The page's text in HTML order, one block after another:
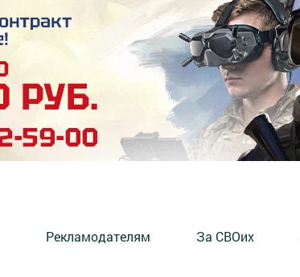
Рекламодателям За СВОих